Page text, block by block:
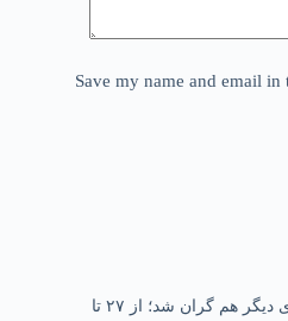
Save my name and email
چند قلم داروی دیگر هم گران شد؛ از ۲۷ تا